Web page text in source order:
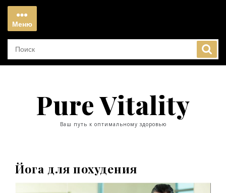
Перейти
содержимому
Меню
Меню
Pure Vitality
Ваш путь к оптимальному здоровью
Йога для похудения